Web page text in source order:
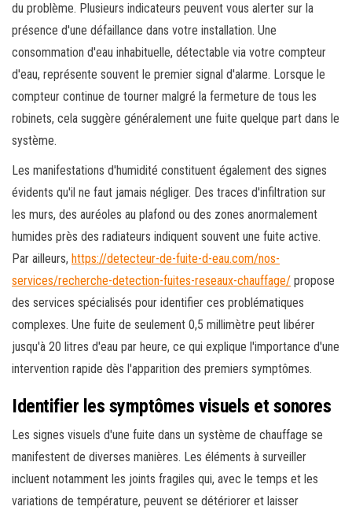
du problème. Plusieurs indicateurs peuvent vous alerter sur la
présence d'une défaillance dans votre installation. Une
consommation d'eau inhabituelle, détectable via votre compteur
d'eau, représente souvent le premier signal d'alarme. Lorsque le
compteur continue de tourner malgré la fermeture de tous les
robinets, cela suggère généralement une fuite quelque part dans le
système.
Les manifestations d'humidité constituent également des signes
évidents qu'il ne faut jamais négliger. Des traces d'infiltration sur
les murs, des auréoles au plafond ou des zones anormalement
humides près des radiateurs indiquent souvent une fuite active.
Par ailleurs, https://detecteur-de-fuite-d-eau.com/nos-
services/recherche-detection-fuites-reseaux-chauffage/ propose
des services spécialisés pour identifier ces problématiques
complexes. Une fuite de seulement 0,5 millimètre peut libérer
jusqu'à 20 litres d'eau par heure, ce qui explique l'importance d'une
intervention rapide dès l'apparition des premiers symptômes.
Identifier les symptômes visuels et sonores
Les signes visuels d'une fuite dans un système de chauffage se
manifestent de diverses manières. Les éléments à surveiller
incluent notamment les joints fragiles qui, avec le temps et les
variations de température, peuvent se détériorer et laisser